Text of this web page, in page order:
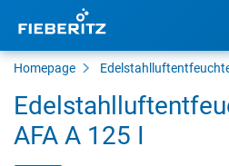
Homepage
AFA A 125 I